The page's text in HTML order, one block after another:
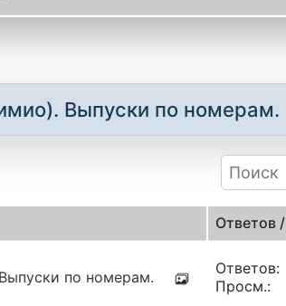
Выпуски по номерам.
Ответов
по номерам.
Ответов:
Просм.: